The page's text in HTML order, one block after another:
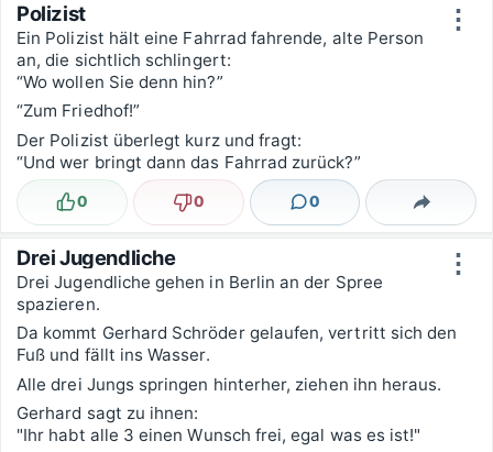
⋮
Polizist
Ein Polizist hält eine Fahrrad fahrende, alte Person
an, die sichtlich schlingert:
“Wo wollen Sie denn hin?”
“Zum Friedhof!”
Der Polizist überlegt kurz und fragt:
“Und wer bringt dann das Fahrrad zurück?”
Lustig
0 Nicht lustig
0 0
Kommentare Teilen
⋮
Drei Jugendliche
Drei Jugendliche gehen in Berlin an der Spree
spazieren.
Da kommt Gerhard Schröder gelaufen, vertritt sich den
Fuß und fällt ins Wasser.
Alle drei Jungs springen hinterher, ziehen ihn heraus.
Gerhard sagt zu ihnen:
"Ihr habt alle 3 einen Wunsch frei, egal was es ist!"